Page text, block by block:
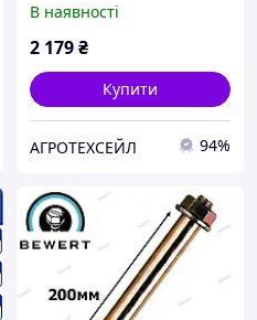
В наявності
2 179₴
Купити
АГРОТЕХСЕЙЛ 94%